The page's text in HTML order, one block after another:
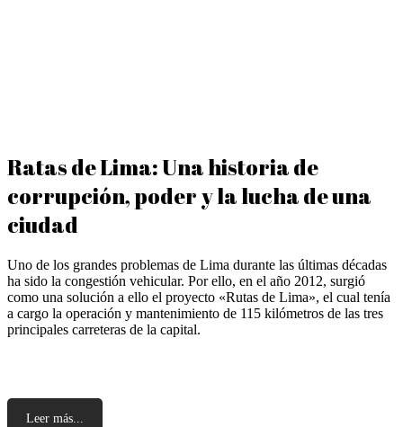
Ratas de Lima: Una historia de
corrupción, poder y la lucha de una
ciudad
Uno de los grandes problemas de Lima durante las últimas décadas
ha sido la congestión vehicular. Por ello, en el año 2012, surgió
como una solución a ello el proyecto «Rutas de Lima», el cual tenía
a cargo la operación y mantenimiento de 115 kilómetros de las tres
principales carreteras de la capital.
Leer más...